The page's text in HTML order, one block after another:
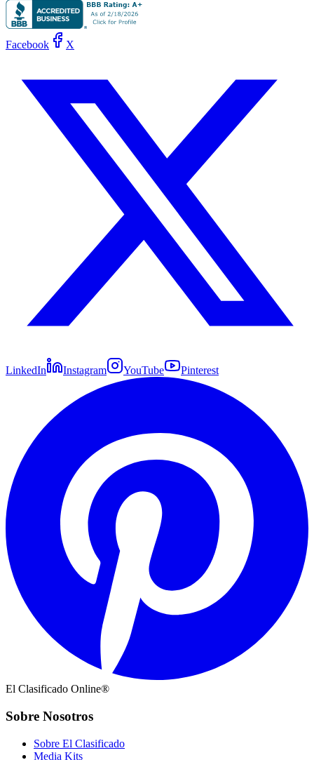
Facebook X
LinkedIn Instagram YouTube Pinterest
El Clasificado Online®
Sobre Nosotros
Sobre El Clasificado
Media Kits